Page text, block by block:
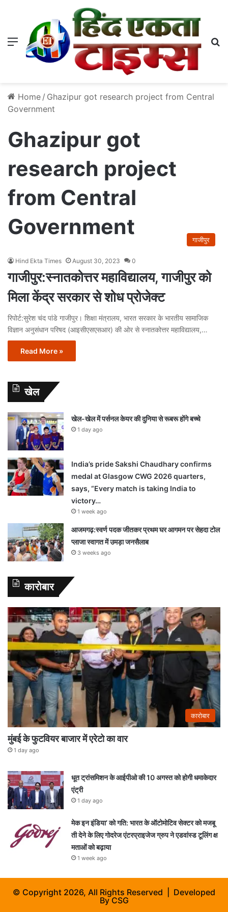
Menu
Home / Ghazipur got research project from Central
Government
Ghazipur got
research project
from Central
Government
गाजीपुर
Hind Ekta Times August 30, 2023 0
गाजीपुर:स्नातकोत्तर महाविद्यालय, गाजीपुर को
मिला केंद्र सरकार से शोध प्रोजेक्ट
रिपोर्ट:सुरेश चंद पांडे गाजीपुर। शिक्षा मंत्रालय, भारत सरकार के भारतीय सामाजिक
विज्ञान अनुसंधान परिषद (आइसीएसएसआर) की ओर से स्नातकोत्तर महाविद्यालय,…
Read More »
खेल
खेल-खेल में पर्सनल केयर की दुनिया से रूबरू होंगे बच्चे
1 day ago
India’s pride Sakshi Chaudhary confirms
medal at Glasgow CWG 2026 quarters,
says, “Every match is taking India to
victory…
1 week ago
आजमगढ़:स्वर्ण पदक जीतकर प्रथम घर आगमन पर सेहदा टोल
प्लाजा स्वागत में उमड़ा जनसैलाब
3 weeks ago
कारोबार
कारोबार
मुंबई के फुटवियर बाजार में एरेटो का वार
1 day ago
धूत ट्रांसमिशन के आईपीओ की 10 अगस्त को होगी धमाकेदार
एंट्री
1 day ago
मेक इन इंडिया’ को गति: भारत के ऑटोमोटिव सेक्टर को मजबू
ती देने के लिए गोदरेज एंटरप्राइजेज ग्रुप ने एडवांस्ड टूलिंग क्ष
मताओं को बढ़ाया
1 week ago
© Copyright 2026, All Rights Reserved | Developed
ByCSG